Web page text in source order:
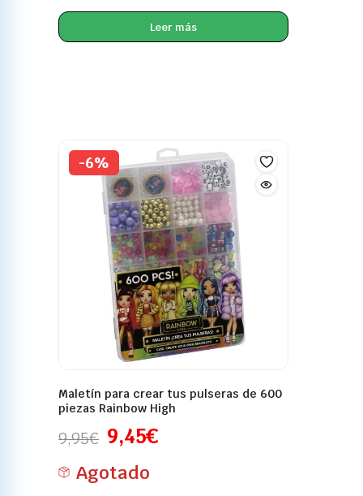
Leer más
-6%
Maletín para crear tus pulseras de 600
piezas Rainbow High
9,95€ 9,45€
Agotado